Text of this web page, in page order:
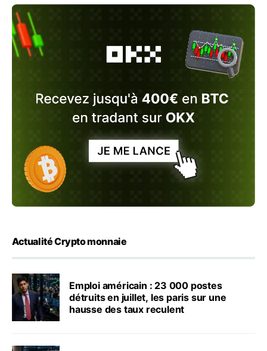
Actualité Crypto monnaie
Emploi américain : 23 000 postes
détruits en juillet, les paris sur une
hausse des taux reculent